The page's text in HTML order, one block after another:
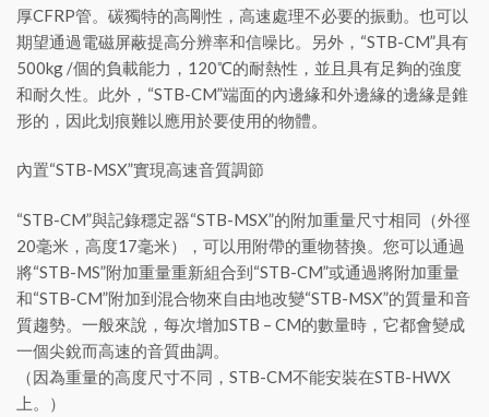
厚CFRP管。碳獨特的高剛性，高速處理不必要的振動。也可以
期望通過電磁屏蔽提高分辨率和信噪比。另外，“STB-CM”具有
500kg /個的負載能力，120℃的耐熱性，並且具有足夠的強度
和耐久性。此外，“STB-CM”端面的內邊緣和外邊緣的邊緣是錐
形的，因此划痕難以應用於要使用的物體。
內置“STB-MSX”實現高速音質調節
“STB-CM”與記錄穩定器“STB-MSX”的附加重量尺寸相同（外徑
20毫米，高度17毫米），可以用附帶的重物替換。您可以通過
將“STB-MS”附加重量重新組合到“STB-CM”或通過將附加重量
和“STB-CM”附加到混合物來自由地改變“STB-MSX”的質量和音
質趨勢。一般來說，每次增加STB – CM的數量時，它都會變成
一個尖銳而高速的音質曲調。
（因為重量的高度尺寸不同，STB-CM不能安裝在STB-HWX
上。）